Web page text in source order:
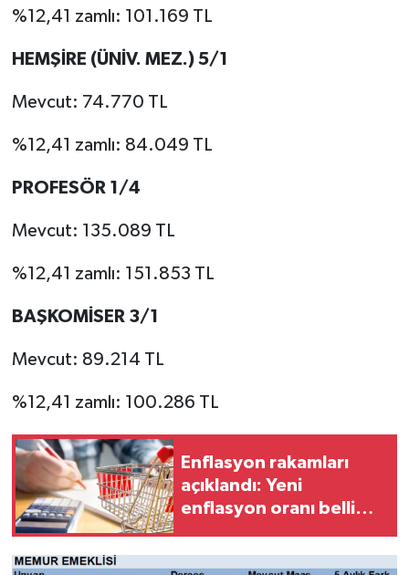
%12,41 zamlı: 101.169 TL
HEMŞİRE (ÜNİV. MEZ.) 5/1
Mevcut: 74.770 TL
%12,41 zamlı: 84.049 TL
PROFESÖR 1/4
Mevcut: 135.089 TL
%12,41 zamlı: 151.853 TL
BAŞKOMİSER 3/1
Mevcut: 89.214 TL
%12,41 zamlı: 100.286 TL
Enflasyon rakamları
açıklandı: Yeni
enflasyon oranı belli